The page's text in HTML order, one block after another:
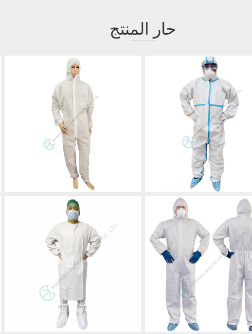
حار المنتج